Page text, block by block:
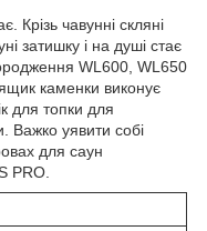
Крізь чавунні скляні
затишку і на душі стає
WL600, WL650
каменки виконує
для топки для
Важко уявити собі
для саун
PRO.